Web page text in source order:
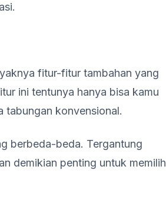
fitur-fitur tambahan yang
ini tentunya hanya bisa kamu
konvensional.
berbeda-beda. Tergantung
demikian penting untuk memilih